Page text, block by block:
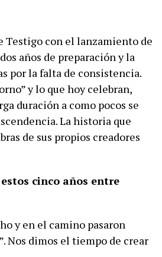
Testigo con el lanzamiento de
años de preparación y la
por la falta de consistencia.
y lo que hoy celebran,
duración a como pocos se
La historia que
de sus propios creadores
cinco años entre
y en el camino pasaron
Nos dimos el tiempo de crear